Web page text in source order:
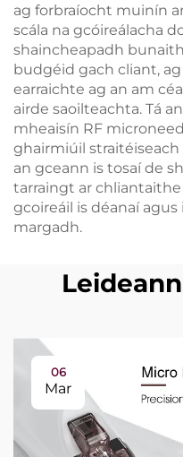
ag forbraíocht muinín
scála na gcóireálacha
shaincheapadh
budgéid gach cliant,
earraichte ag an am
airde saoilteachta. Tá
mheaisín RF
ghairmiúil
an gceann is tosaí de
tarraingt ar chliantaithe
gcoireáil is déanaí agus
margadh.
06
Mar